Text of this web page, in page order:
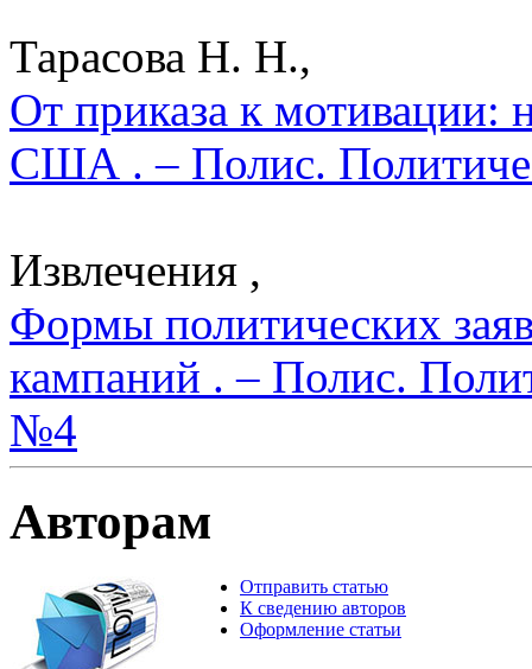
Тарасова Н. Н.,
От приказа к мотивации:
США . – Полис.
Извлечения ,
Формы политических
кампаний . – Полис.
№4
Авторам
Отправить статью
К сведению авторов
Оформление статьи